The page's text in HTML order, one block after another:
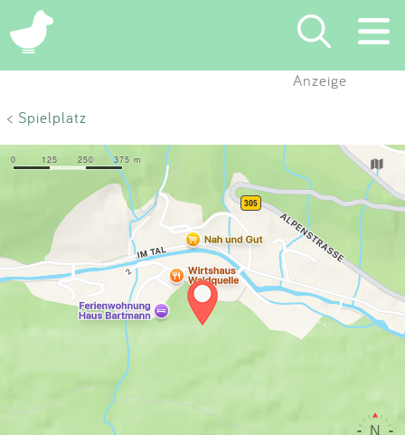
×
Eintragen
App
Blog
Partner
Impressum
Anzeige
< Spielplatz